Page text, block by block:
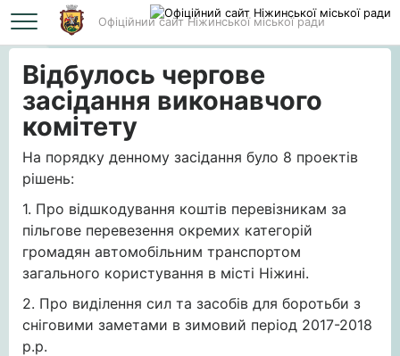
Офіційний сайт Ніжинської міської ради
Головна Відбулось чергове засідання виконавчого комітету
Відбулось чергове
засідання виконавчого
комітету
На порядку денному засідання було 8 проектів
рішень:
1. Про відшкодування коштів перевізникам за
пільгове перевезення окремих категорій
громадян автомобільним транспортом
загального користування в місті Ніжині.
2. Про виділення сил та засобів для боротьби з
сніговими заметами в зимовий період 2017-2018
р.р.